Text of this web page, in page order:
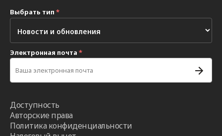
Выбрать тип *
Электронная почта *
Доступность
Авторские права
Политика конфиденциальности